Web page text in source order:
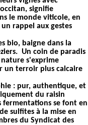
signifie
le monde viticole, en
rappel aux gestes
bio, baigne dans la
Un coin de paradis
s'exprime
un terroir plus calcaire
: pur, authentique, et
du raisin
fermentations se font en
sulfites à la mise en
du Syndicat des